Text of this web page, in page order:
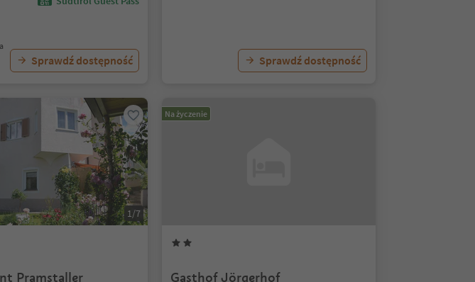
Sprawdź dostępność Sprawdź dostępność
1/7
Pramstaller
Na życzenie
Gasthof Jörgerhof